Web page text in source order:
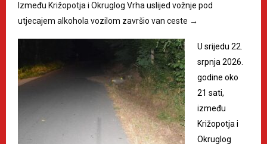
Između Križopotja i Okruglog Vrha uslijed vožnje pod
utjecajem alkohola vozilom završio van ceste →
U srijedu 22.
srpnja 2026.
godine oko
21 sati,
između
Križopotja i
Okruglog